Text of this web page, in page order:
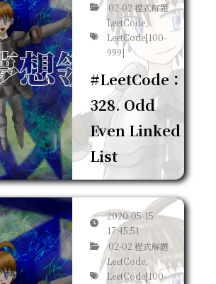
02-02 程式解題
LeetCode,
LeetCode[100-
999]
#LeetCode：
328. Odd
Even Linked
List
2020-05-15
17:45:51
02-02 程式解題
LeetCode,
LeetCode[100-